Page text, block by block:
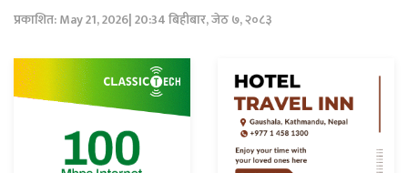
प्रकाशित: May 21, 2026| 20:34 बिहीबार, जेठ ७, २०८३